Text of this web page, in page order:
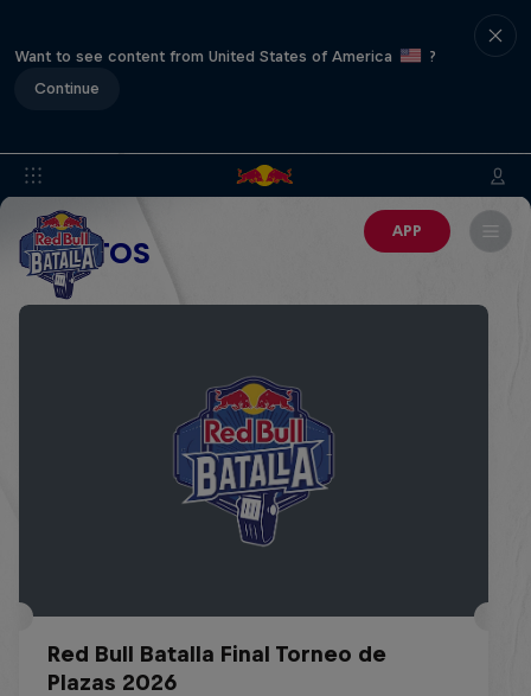
Want to see content from United States of America
?
Continue
APP
EVENTOS
Red Bull Batalla Final Torneo de
Plazas 2026